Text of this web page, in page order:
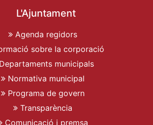
L'Ajuntament
Agenda regidors
sobre la corporació
municipals
Normativa municipal
Programa de govern
Transparència
Comunicació i premsa